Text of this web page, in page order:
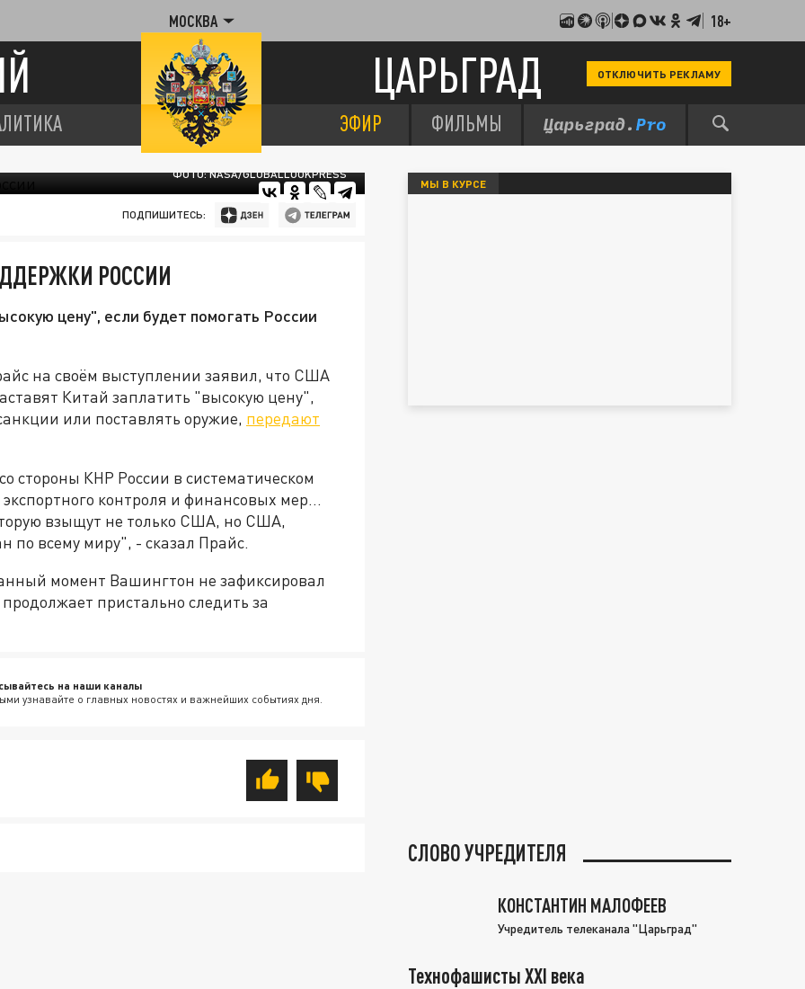
МОСКВА 18+
ЦАРЬГРАД ОТКЛЮЧИТЬ РЕКЛАМУ
ЭФИР ФИЛЬМЫ
ФОТО: NASA/GLOBALLOOKPRESS
ПОДПИШИТЕСЬ:
РОССИИ
цену", если будет помогать России
на своём выступлении заявил, что США
Китай заплатить "высокую цену",
или поставлять оружие, передают
стороны КНР России в систематическом
контроля и финансовых мер...
взыщут не только США, но США,
по всему миру", - сказал Прайс.
момент Вашингтон не зафиксировал
пристально следить за
на наши каналы
узнавайте о главных новостях и важнейших событиях дня.
МЫ В КУРСЕ
СЛОВО УЧРЕДИТЕЛЯ
КОНСТАНТИН МАЛОФЕЕВ
Учредитель телеканала "Царьград"
Технофашисты XXI века